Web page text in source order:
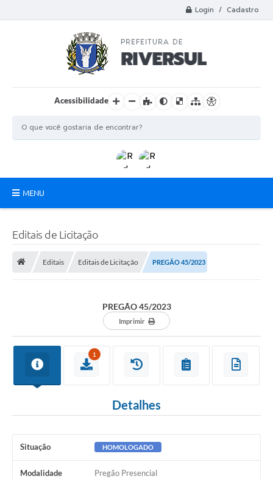
Login / Cadastro
Acessibilidade
MENU
Ouvidoria
Conselhos
Plano Diretor de Tecnologia da Informação
Telefones Úteis
Editais de Licitação
Editais Editais de Licitação PREGÃO 45/2023
PREGÃO 45/2023
Imprimir
1
Detalhes
Situação HOMOLOGADO
Modalidade Pregão Presencial